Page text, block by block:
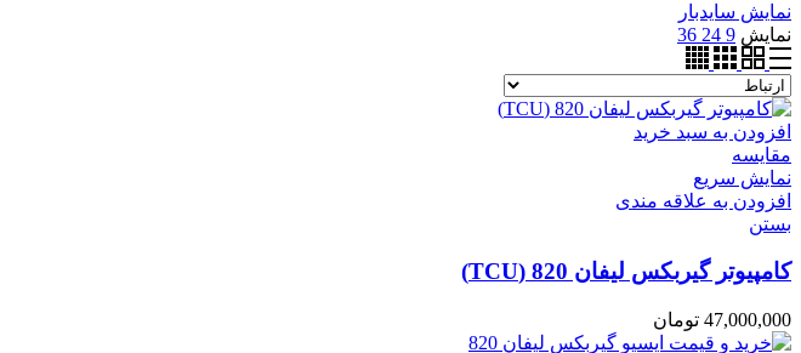
نمایش سایدبار
نمایش 9
24
36
افزودن به سبد خرید
مقایسه
نمایش سریع
افزودن به علاقه مندی
بستن
کامپیوتر گیربکس لیفان 820 (TCU)
47,000,000 تومان